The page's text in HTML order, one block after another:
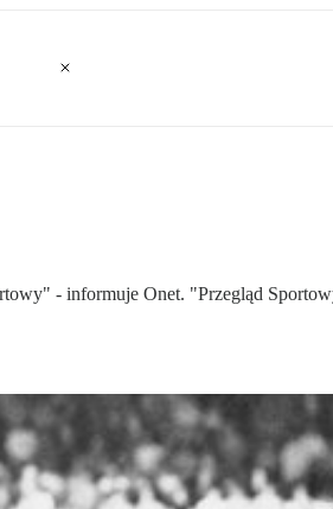
- informuje Onet. "Przegląd